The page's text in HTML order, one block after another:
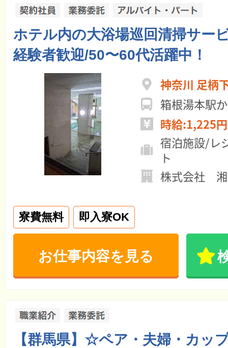
ホテル内の大浴場巡回清掃サー
経験者歓迎/50〜60代活躍中！
神奈川 足柄
箱根湯本駅
時給:1,225
宿泊施設/レ
ト
株式会社 湘
寮費無料 即入寮OK
お仕事内容を見る
【群馬県】☆ペア・夫婦・カッ